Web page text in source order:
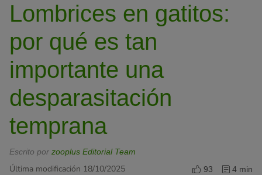
Lombrices en gatitos:
por qué es tan
importante una
desparasitación
temprana
Escrito por zooplus Editorial Team
Última modificación 18/10/2025 93 4 min